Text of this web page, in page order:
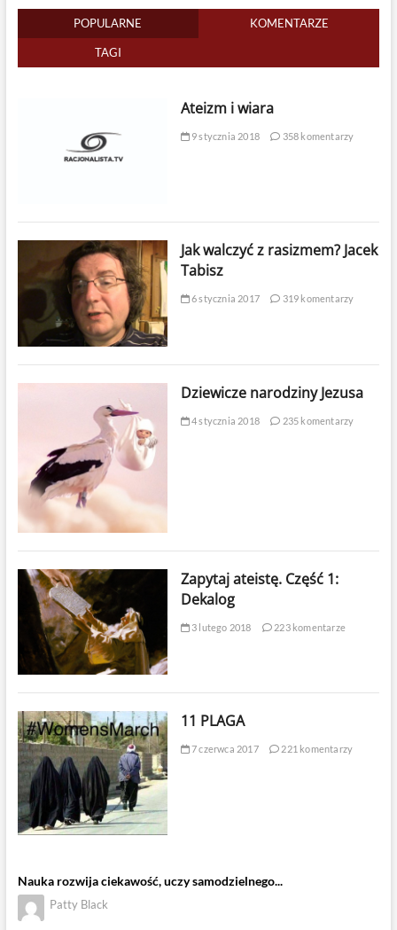
POPULARNE KOMENTARZE
TAGI
Ateizm i wiara
9 stycznia 2018 358 komentarzy
Jak walczyć z rasizmem? Jacek
Tabisz
6 stycznia 2017 319 komentarzy
Dziewicze narodziny Jezusa
4 stycznia 2018 235 komentarzy
Zapytaj ateistę. Część 1:
Dekalog
3 lutego 2018 223 komentarze
11 PLAGA
7 czerwca 2017 221 komentarzy
Nauka rozwija ciekawość, uczy samodzielnego...
Patty Black